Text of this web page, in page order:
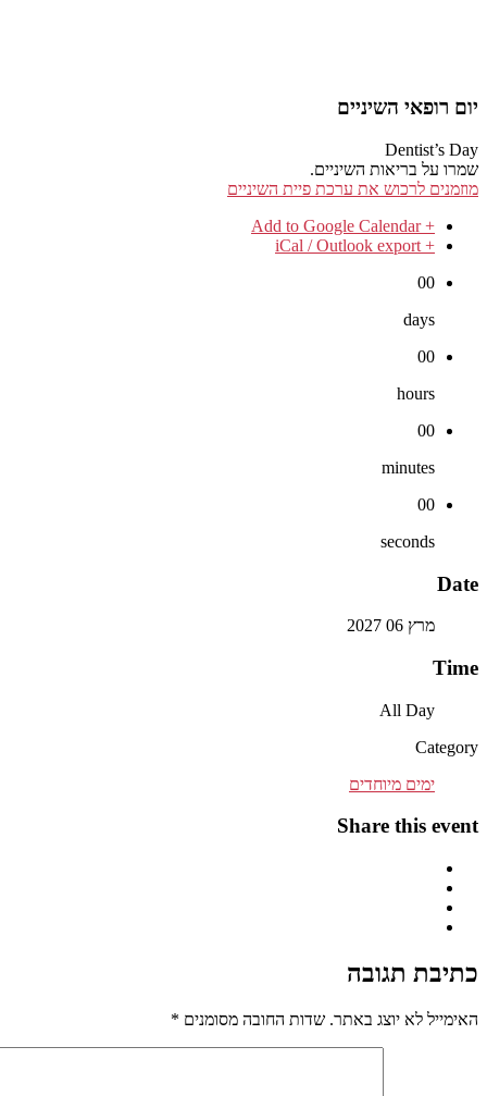
יום רופאי השיניים
Dentist’s Day
שמרו על בריאות השיניים.
מוזמנים לרכוש את ערכת פיית השיניים
+ Add to Google Calendar
+ iCal / Outlook export
00
days
00
hours
00
minutes
00
seconds
Date
מרץ 06 2027
Time
All Day
Category
ימים מיוחדים
Share this event
כתיבת תגובה
האימייל לא יוצג באתר. שדות החובה מסומנים *